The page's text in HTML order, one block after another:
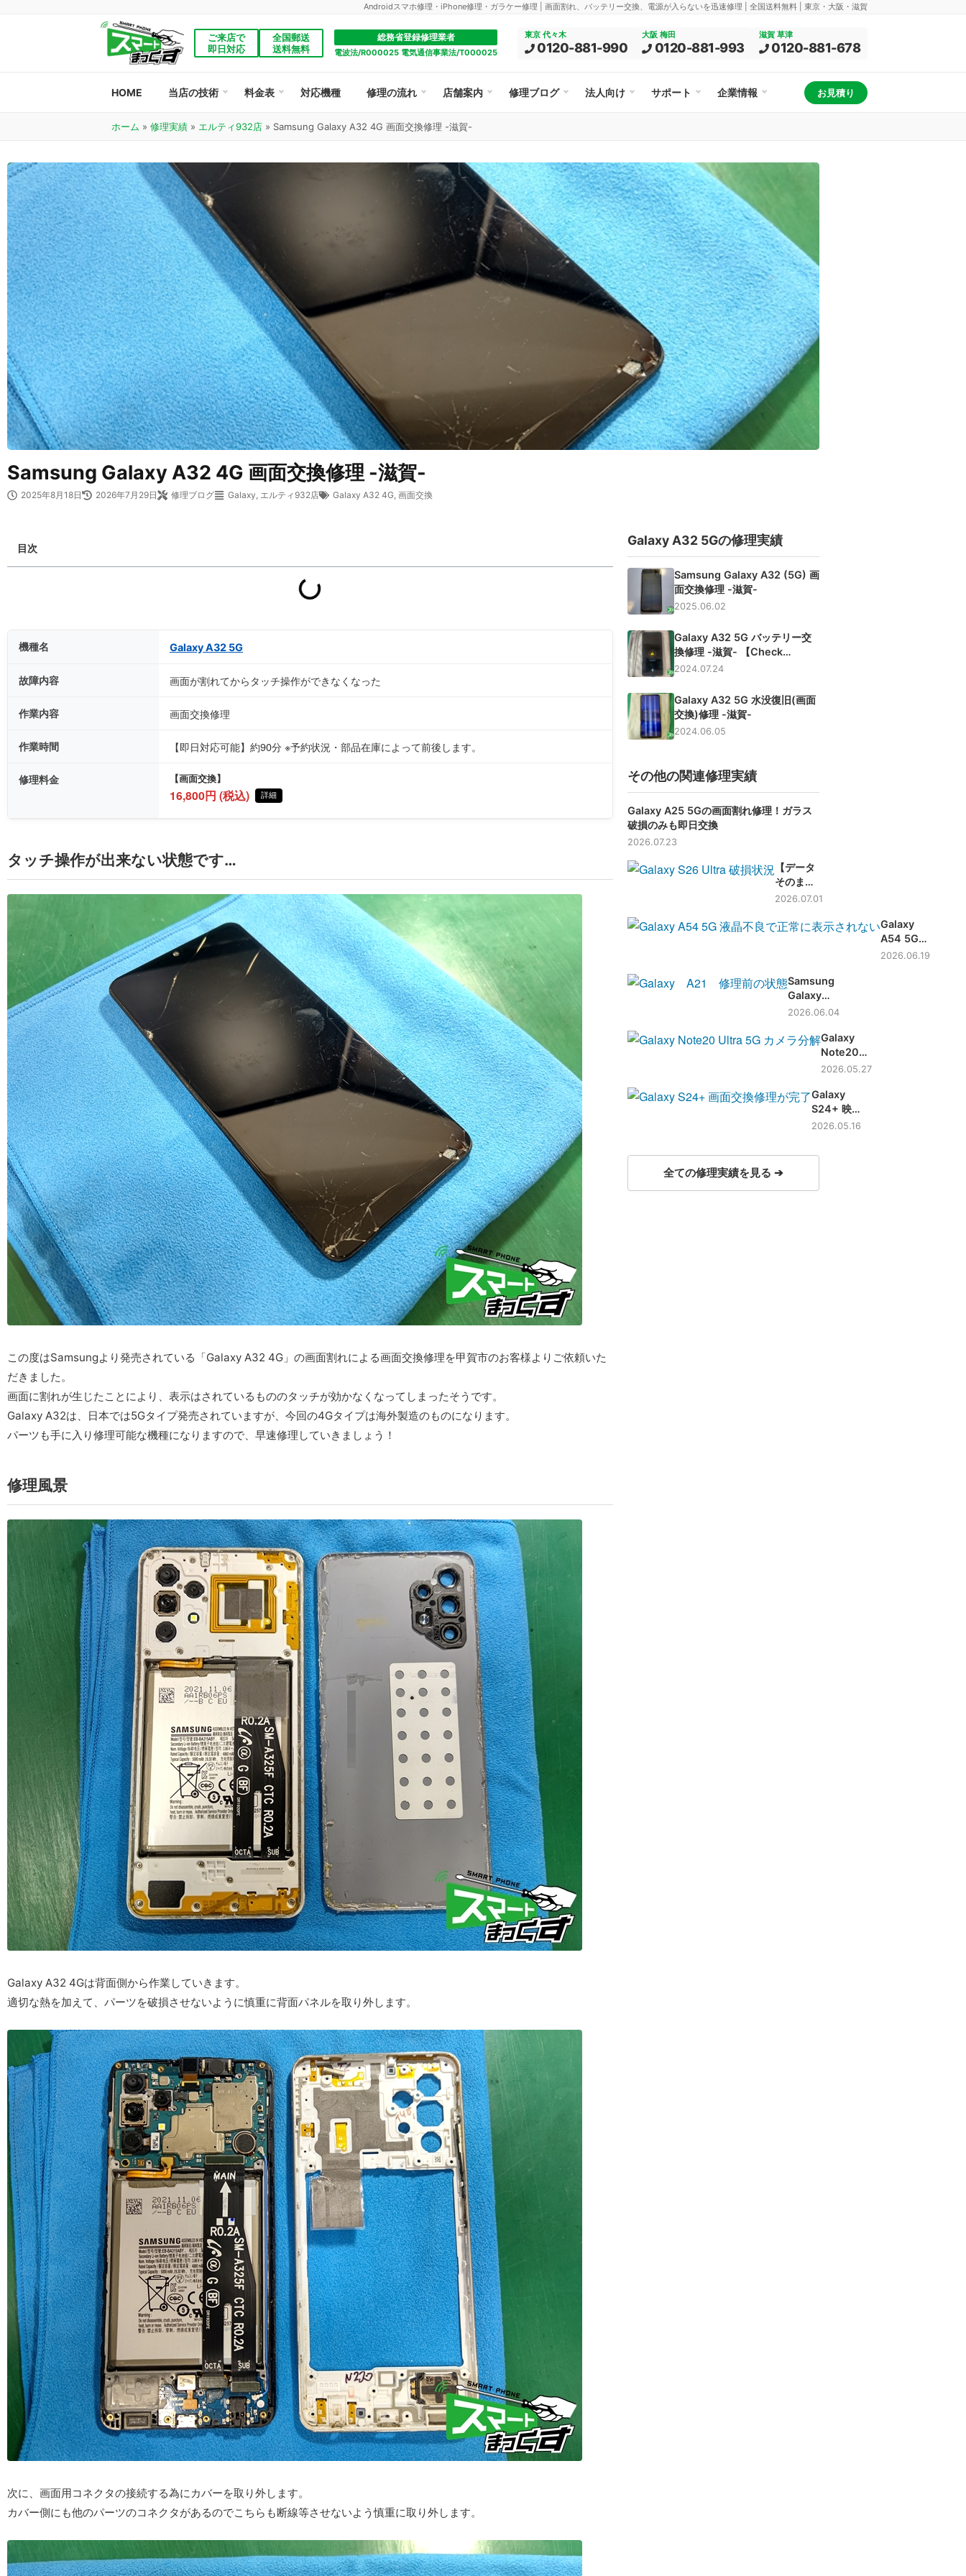
Androidスマホ修理・iPhone修理・ガラケー修理 | 画面割れ、バッテリー交換、電源が入らないを迅速修理 | 全国送料無料 | 東京・大阪・滋賀
ご来店で
即日対応
全国郵送
送料無料
総務省登録修理業者
電波法/R000025 電気通信事業法/T000025
東京 代々木
0120-881-990
大阪 梅田
0120-881-993
滋賀 草津
0120-881-678
HOME 当店の技術 料金表 対応機種 修理の流れ 店舗案内 修理ブログ 法人向け サポート 企業情報 お見積り
ホーム » 修理実績 » エルティ932店 » Samsung Galaxy A32 4G 画面交換修理 -滋賀-
Samsung Galaxy A32 4G 画面交換修理 -滋賀-
2025年8月18日 2026年7月29日 修理ブログ Galaxy, エルティ932店 Galaxy A32 4G, 画面交換
目次
機種名 Galaxy A32 5G
故障内容 画面が割れてからタッチ操作ができなくなった
作業内容 画面交換修理
作業時間 【即日対応可能】約90分 ※予約状況・部品在庫によって前後します。
修理料金 【画面交換】
16,800円 (税込) 詳細
タッチ操作が出来ない状態です…
この度はSamsungより発売されている「Galaxy A32 4G」の画面割れによる画面交換修理を甲賀市のお客様よりご依頼いた
だきました。
画面に割れが生じたことにより、表示はされているもののタッチが効かなくなってしまったそうです。
Galaxy A32は、日本では5Gタイプ発売されていますが、今回の4Gタイプは海外製造のものになります。
パーツも手に入り修理可能な機種になりますので、早速修理していきましょう！
修理風景
Galaxy A32 4Gは背面側から作業していきます。
適切な熱を加えて、パーツを破損させないように慎重に背面パネルを取り外します。
次に、画面用コネクタの接続する為にカバーを取り外します。
カバー側にも他のパーツのコネクタがあるのでこちらも断線等させないよう慎重に取り外します。
Galaxy A32 5Gの修理実績
Samsung Galaxy A32 (5G) 画
面交換修理 -滋賀-
2025.06.02
Galaxy A32 5G バッテリー交
換修理 -滋賀- 【Check
BATTERY】
2024.07.24
Galaxy A32 5G 水没復旧(画面
交換)修理 -滋賀-
2024.06.05
その他の関連修理実績
Galaxy A25 5Gの画面割れ修理！ガラス
破損のみも即日交換
2026.07.23
【データ
そのま
ま】
S26 Ultra
の画面交
換も対応
2026.07.01
Galaxy
A54 5G
画面割
2026.06.19
Samsung
Galaxy
A21 画面が
ていました
が画面交換
にて無事修
【滋賀】
2026.06.04
Galaxy
Note20
Ultra 5G
わない症状
もカメラ交
換で即日修
2026.05.27
Galaxy
S24+ 映
らなくな
日修理
2026.05.16
全ての修理実績を見る ➔